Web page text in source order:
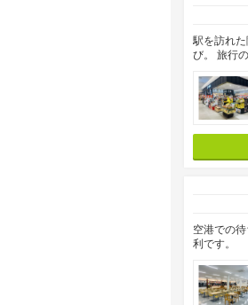
駅を訪れ
び。 旅行
空港での
利です。